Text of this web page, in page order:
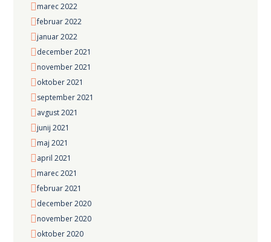
marec2022
februar2022
januar2022
december2021
november2021
oktober2021
september2021
avgust2021
junij 2021
maj 2021
april 2021
marec2021
februar2021
december2020
november2020
oktober2020